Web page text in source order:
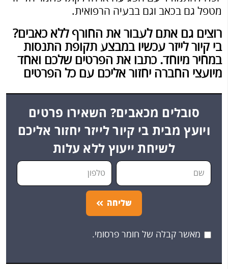
מטפל גם בכאב וגם בבעיה הרפואית.
רוצים גם אתם לעבור את החורף ללא כאבים?
בי קיור לייזר עכשיו במבצע תקופת התנסות
במחיר מיוחד. כתבו את הפרטים שלכם ואחד
מיועצי החברה יחזור אליכם עם כל הפרטים
סובלים מכאבים? השאירו פרטים
ויועץ מבית בי קיור לייזר יחזור אליכם
לשיחת ייעוץ ללא עלות
שליחה
מאשר קבלה של חומר פרסומי.